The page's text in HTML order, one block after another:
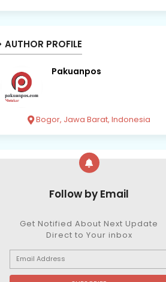
AUTHOR PROFILE
Pakuanpos
Bogor, Jawa Barat, Indonesia
Follow by Email
Get Notified About Next Update
Direct to Your inbox